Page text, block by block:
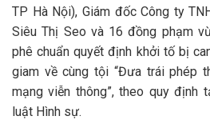
TP Hà Nội), Giám đốc Công ty
Siêu Thị Seo và 16 đồng phạm
phê chuẩn quyết định khởi tố bị
giam về cùng tội “Đưa trái phép
mạng viễn thông”, theo quy định
luật Hình sự.